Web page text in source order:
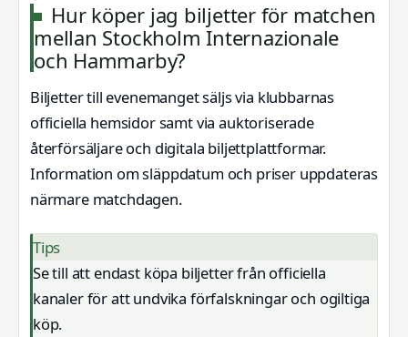
Hur köper jag biljetter för matchen
mellan Stockholm Internazionale
och Hammarby?
Biljetter till evenemanget säljs via klubbarnas
officiella hemsidor samt via auktoriserade
återförsäljare och digitala biljettplattformar.
Information om släppdatum och priser uppdateras
närmare matchdagen.
Tips
Se till att endast köpa biljetter från officiella
kanaler för att undvika förfalskningar och ogiltiga
köp.